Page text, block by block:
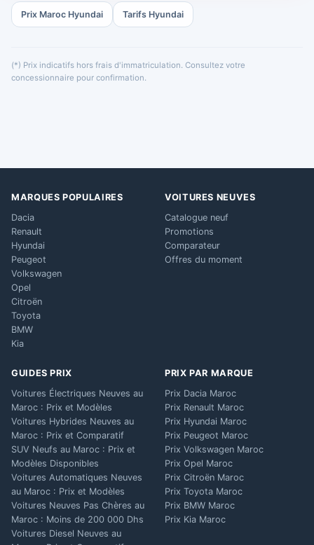
Prix Maroc Hyundai Tarifs Hyundai
(*) Prix indicatifs hors frais d'immatriculation. Consultez votre
concessionnaire pour confirmation.
MARQUES POPULAIRES
Dacia
Renault
Hyundai
Peugeot
Volkswagen
Opel
Citroën
Toyota
BMW
Kia
VOITURES NEUVES
Catalogue neuf
Promotions
Comparateur
Offres du moment
GUIDES PRIX
Voitures Électriques Neuves au
Maroc : Prix et Modèles
Voitures Hybrides Neuves au
Maroc : Prix et Comparatif
SUV Neufs au Maroc : Prix et
Modèles Disponibles
Voitures Automatiques Neuves
au Maroc : Prix et Modèles
Voitures Neuves Pas Chères au
Maroc : Moins de 200 000 Dhs
Voitures Diesel Neuves au
PRIX PAR MARQUE
Prix Dacia Maroc
Prix Renault Maroc
Prix Hyundai Maroc
Prix Peugeot Maroc
Prix Volkswagen Maroc
Prix Opel Maroc
Prix Citroën Maroc
Prix Toyota Maroc
Prix BMW Maroc
Prix Kia Maroc